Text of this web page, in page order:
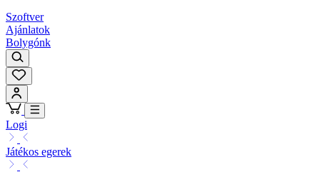
Szoftver
Ajánlatok
Bolygónk
Logi
Játékos egerek